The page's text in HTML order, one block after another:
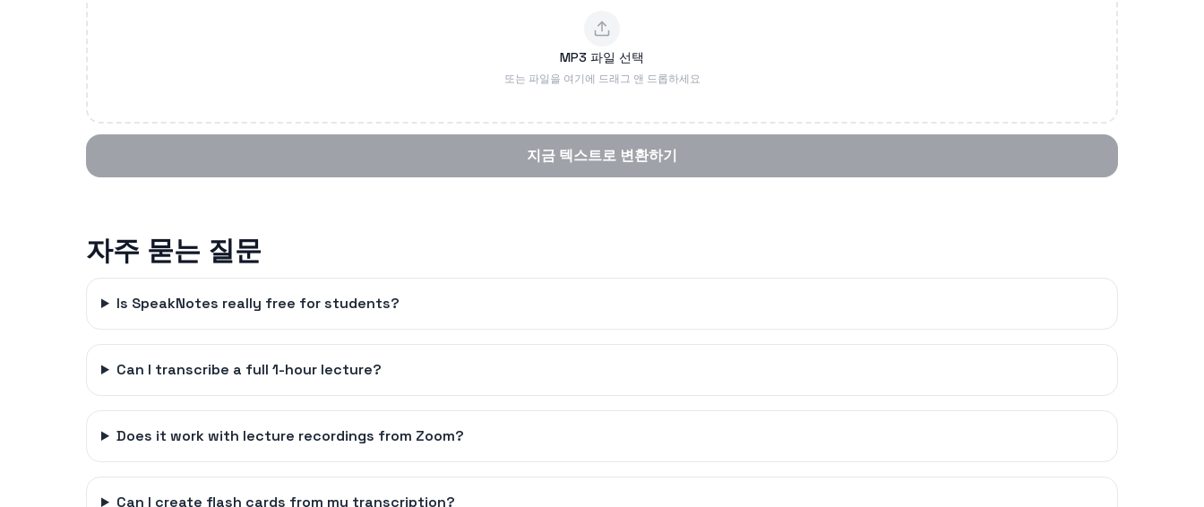
MP3 파일 선택
또는 파일을 여기에 드래그 앤 드롭하세요
지금 텍스트로 변환하기
자주 묻는 질문
Is SpeakNotes really free for students?
Can I transcribe a full 1-hour lecture?
Does it work with lecture recordings from Zoom?
Can I create flash cards from my transcription?